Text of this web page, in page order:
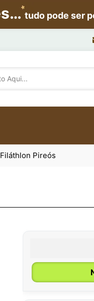
tudo pode ser
Pireós